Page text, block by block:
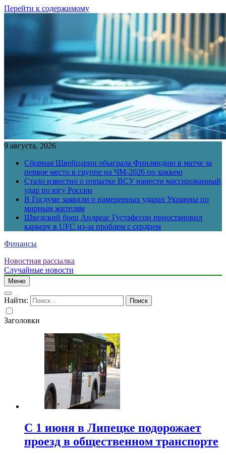
Перейти к содержимому
9 августа, 2026
Сборная Швейцарии обыграла Финляндию в матче за
первое место в группе на ЧМ-2026 по хоккею
Стало известно о попытке ВСУ нанести массированный
удар по югу России
В Госдуме заявили о намеренных ударах Украины по
мирным жителям
Шведский боец Андреас Густафссон приостановил
карьеру в UFC из-за проблем с сердцем
Финансы
Новостная рассылка
Случайные новости
Меню
Найти:
Заголовки
С 1 июня в Липецке подорожает
проезд в общественном транспорте